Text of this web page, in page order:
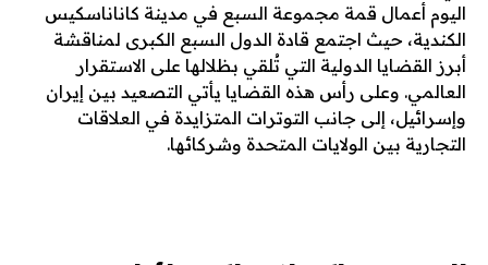
اليوم أعمال قمة مجموعة السبع في مدينة كاناناسكيس
الكندية، حيث اجتمع قادة الدول السبع الكبرى لمناقشة
أبرز القضايا الدولية التي تُلقي بظلالها على الاستقرار
العالمي. وعلى رأس هذه القضايا يأتي التصعيد بين إيران
وإسرائيل، إلى جانب التوترات المتزايدة في العلاقات
التجارية بين الولايات المتحدة وشركائها.